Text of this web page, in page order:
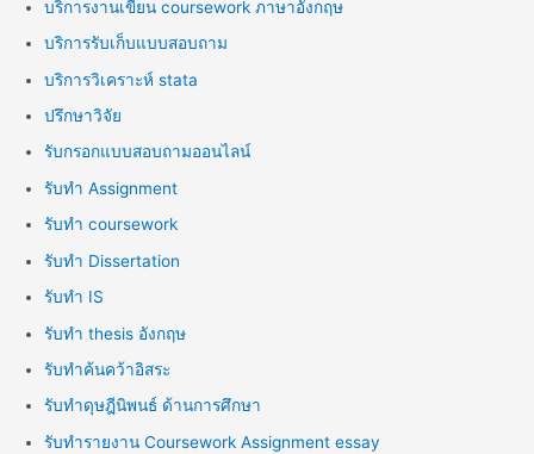
บริการงานเขียน coursework ภาษาอังกฤษ
บริการรับเก็บแบบสอบถาม
บริการวิเคราะห์ stata
ปรึกษาวิจัย
รับกรอกแบบสอบถามออนไลน์
รับทำ Assignment
รับทำ coursework
รับทำ Dissertation
รับทำ IS
รับทำ thesis อังกฤษ
รับทำค้นคว้าอิสระ
รับทำดุษฎีนิพนธ์ ด้านการศึกษา
รับทำรายงาน Coursework Assignment essay